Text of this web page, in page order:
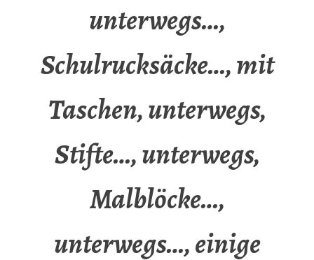
unterwegs…,
Schulrucksäcke…, mit
Taschen, unterwegs,
Stifte…, unterwegs,
Malblöcke…,
unterwegs…, einige